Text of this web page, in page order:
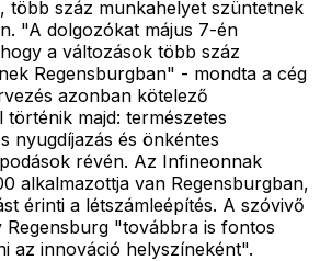
több száz munkahelyet szüntetnek
"A dolgozókat május 7-én
a változások több száz
Regensburgban" - mondta a cég
azonban kötelező
majd: természetes
nyugdíjazás és önkéntes
révén. Az Infineonnak
alkalmazottja van Regensburgban,
érinti a létszámleépítés. A szóvivő
Regensburg "továbbra is fontos
az innováció helyszíneként".